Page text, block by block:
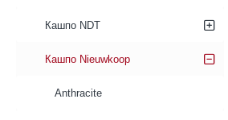
Кашпо NDT
Кашпо Nieuwkoop
Anthracite